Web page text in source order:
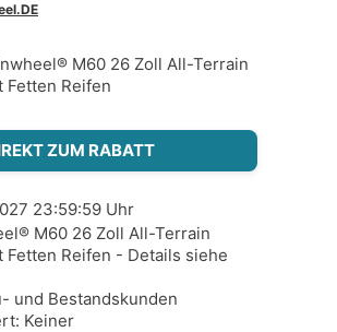
M60 26 Zoll All-Terrain
Fetten Reifen
ZUM RABATT
23:59:59 Uhr
M60 26 Zoll All-Terrain
Fetten Reifen - Details siehe
und Bestandskunden
Keiner